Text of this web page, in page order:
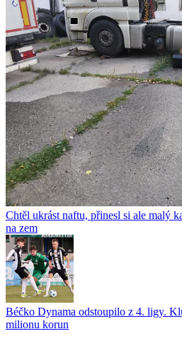
Chtěl ukrást naftu, přinesl si ale malý
na zem
Béčko Dynama odstoupilo z 4. ligy.
milionu korun